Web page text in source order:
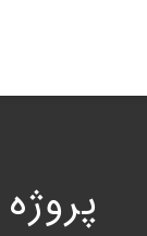
content